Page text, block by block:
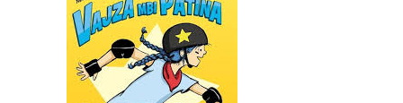
SHTOJE NË SHPORTË